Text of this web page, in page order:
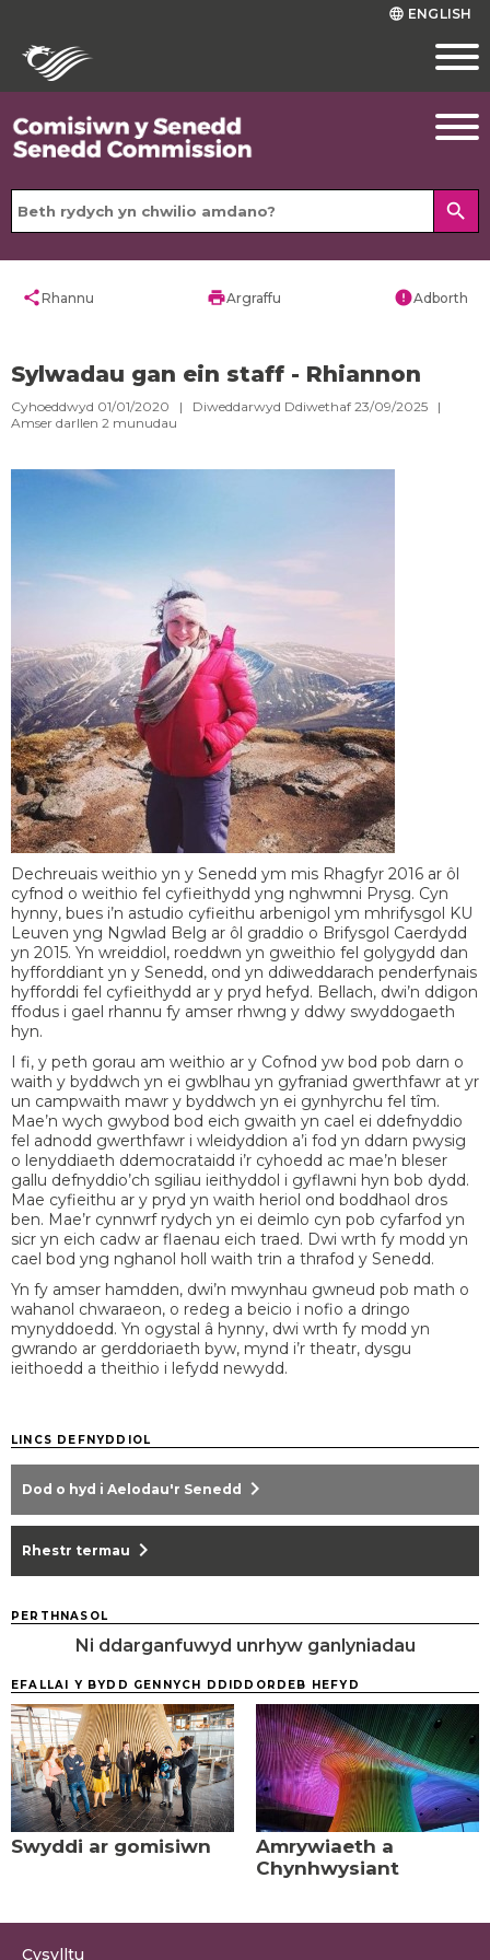
language ENGLISH
search
shareRhannu printArgraffu errorAdborth
Sylwadau gan ein staff - Rhiannon
Cyhoeddwyd 01/01/2020 | Diweddarwyd Ddiwethaf 23/09/2025 |
Amser darllen 2 munudau
Dechreuais weithio yn y Senedd ym mis Rhagfyr 2016 ar ôl
cyfnod o weithio fel cyfieithydd yng nghwmni Prysg. Cyn
hynny, bues i’n astudio cyfieithu arbenigol ym mhrifysgol KU
Leuven yng Ngwlad Belg ar ôl graddio o Brifysgol Caerdydd
yn 2015. Yn wreiddiol, roeddwn yn gweithio fel golygydd dan
hyfforddiant yn y Senedd, ond yn ddiweddarach penderfynais
hyfforddi fel cyfieithydd ar y pryd hefyd. Bellach, dwi’n ddigon
ffodus i gael rhannu fy amser rhwng y ddwy swyddogaeth
hyn.
I fi, y peth gorau am weithio ar y Cofnod yw bod pob darn o
waith y byddwch yn ei gwblhau yn gyfraniad gwerthfawr at yr
un campwaith mawr y byddwch yn ei gynhyrchu fel tîm.
Mae’n wych gwybod bod eich gwaith yn cael ei ddefnyddio
fel adnodd gwerthfawr i wleidyddion a’i fod yn ddarn pwysig
o lenyddiaeth ddemocrataidd i’r cyhoedd ac mae’n bleser
gallu defnyddio’ch sgiliau ieithyddol i gyflawni hyn bob dydd.
Mae cyfieithu ar y pryd yn waith heriol ond boddhaol dros
ben. Mae’r cynnwrf rydych yn ei deimlo cyn pob cyfarfod yn
sicr yn eich cadw ar flaenau eich traed. Dwi wrth fy modd yn
cael bod yng nghanol holl waith trin a thrafod y Senedd.
Yn fy amser hamdden, dwi’n mwynhau gwneud pob math o
wahanol chwaraeon, o redeg a beicio i nofio a dringo
mynyddoedd. Yn ogystal â hynny, dwi wrth fy modd yn
gwrando ar gerddoriaeth byw, mynd i’r theatr, dysgu
ieithoedd a theithio i lefydd newydd.
LINCS DEFNYDDIOL
Dod o hyd i Aelodau'r Senedd chevron_right
Rhestr termau chevron_right
PERTHNASOL
Ni ddarganfuwyd unrhyw ganlyniadau
EFALLAI Y BYDD GENNYCH DDIDDORDEB HEFYD
Swyddi ar gomisiwn
Amrywiaeth a
Chynhwysiant
Cysylltu